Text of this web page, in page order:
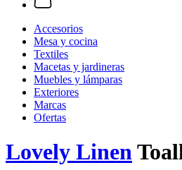
Accesorios
Mesa y cocina
Textiles
Macetas y jardineras
Muebles y lámparas
Exteriores
Marcas
Ofertas
Lovely Linen